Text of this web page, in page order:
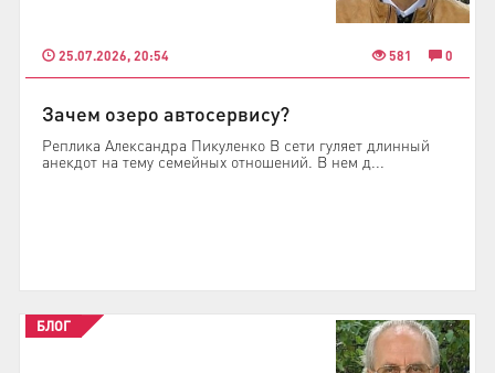
25.07.2026, 20:54 581 0
Зачем озеро автосервису?
Реплика Александра Пикуленко В сети гуляет длинный
анекдот на тему семейных отношений. В нем д...
БЛОГ